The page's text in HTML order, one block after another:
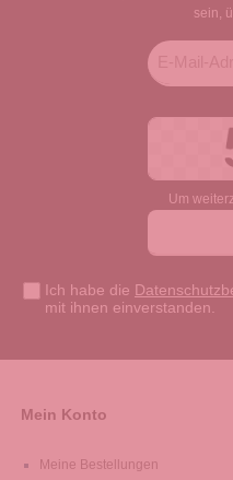
sein,
Um
Ich habe die
mit ihnen einverstanden.
Mein Konto
Meine Bestellungen